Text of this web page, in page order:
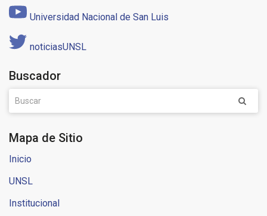
Universidad Nacional de San Luis
noticiasUNSL
Buscador
Mapa de Sitio
Inicio
UNSL
Institucional